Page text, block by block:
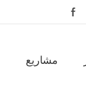
مشاريع